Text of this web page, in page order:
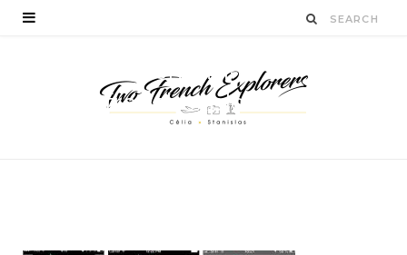
departdemain-
twofrenchexplorers-
blogvoyage